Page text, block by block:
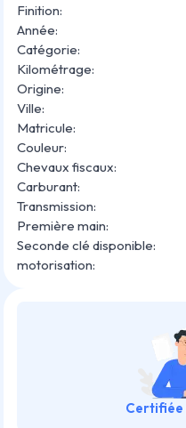
Finition:
Année:
Catégorie:
Kilométrage:
Origine:
Ville:
Matricule:
Couleur:
Chevaux fiscaux:
Carburant:
Transmission:
Première main:
Seconde clé disponible:
motorisation:
Certifiée